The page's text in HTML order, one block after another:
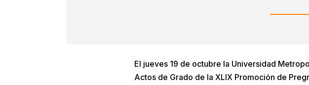
El jueves 19 de octubre la Universidad
Actos de Grado de la XLIX Promoción de